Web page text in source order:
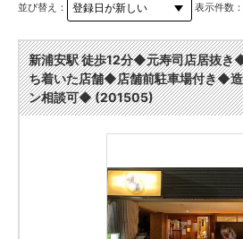
並び替え： 表示件数：
新浦安駅 徒歩12分◆元寿司店居抜き
ち着いた店舗◆店舗前駐車場付き◆
ン相談可◆ (201505)